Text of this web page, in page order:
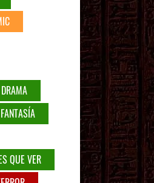
DRAMA
FANTASÍA
QUE VER